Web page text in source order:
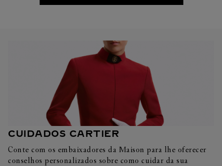
CUIDADOS CARTIER
Conte com os embaixadores da Maison para lhe oferecer
conselhos personalizados sobre como cuidar da sua